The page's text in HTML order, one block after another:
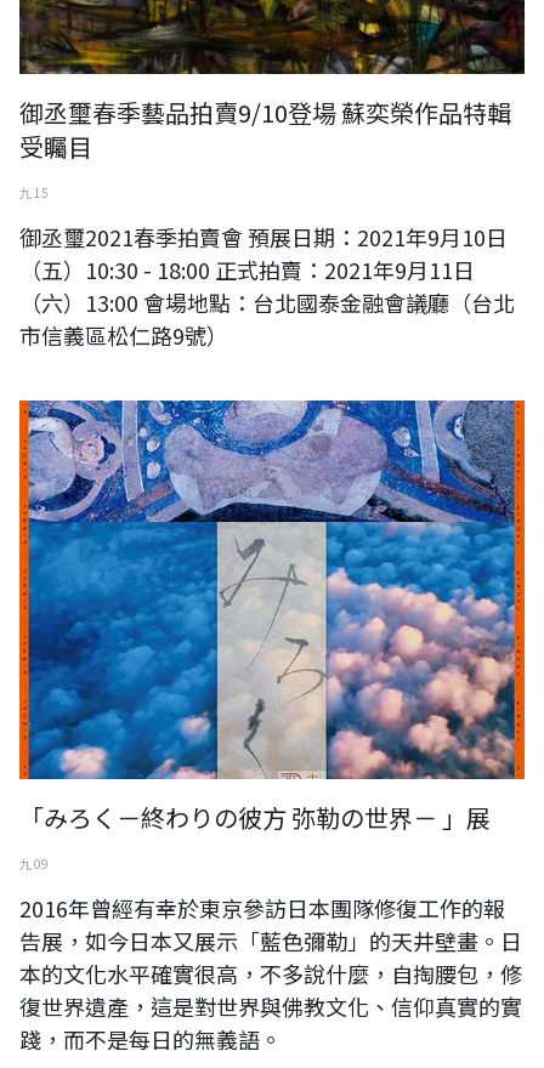
御丞璽春季藝品拍賣9/10登場 蘇奕榮作品特輯
受矚目
九 15
御丞璽2021春季拍賣會 預展日期：2021年9月10日
（五）10:30 - 18:00 正式拍賣：2021年9月11日
（六）13:00 會場地點：台北國泰金融會議廳（台北
市信義區松仁路9號）
​弥勒の道再生プロジェクト展
「みろく－終わりの彼方 弥勒の世界－ 」展
九 09
2016年曾經有幸於東京參訪日本團隊修復工作的報
告展，如今日本又展示「藍色彌勒」的天井壁畫。日
本的文化水平確實很高，不多說什麼，自掏腰包，修
復世界遺產，這是對世界與佛教文化、信仰真實的實
踐，而不是每日的無義語。